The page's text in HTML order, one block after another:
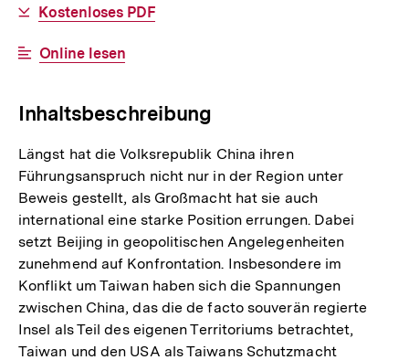
Download-
Kostenloses PDF
Interner
Online lesen
Inhaltsbeschreibung
Längst hat die Volksrepublik China ihren
Führungsanspruch nicht nur in der Region unter
Beweis gestellt, als Großmacht hat sie auch
international eine starke Position errungen. Dabei
setzt Beijing in geopolitischen Angelegenheiten
zunehmend auf Konfrontation. Insbesondere im
Konflikt um Taiwan haben sich die Spannungen
zwischen China, das die de facto souverän regierte
Insel als Teil des eigenen Territoriums betrachtet,
Taiwan und den USA als Taiwans Schutzmacht